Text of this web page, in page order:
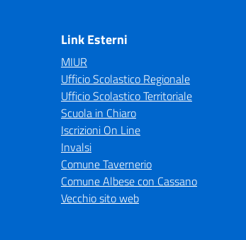
Link Esterni
MIUR
Ufficio Scolastico Regionale
Ufficio Scolastico Territoriale
Scuola in Chiaro
Iscrizioni On Line
Invalsi
Comune Tavernerio
Comune Albese con Cassano
Vecchio sito web